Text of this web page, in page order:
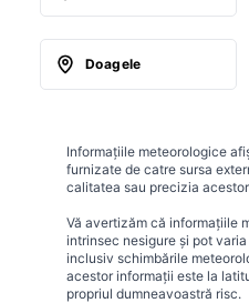
Doagele
Informațiile meteorologice
furnizate de catre sursa
calitatea sau precizia
Vă avertizăm că informațiile
intrinsec nesigure și pot
inclusiv schimbările
acestor informații este la
propriul dumneavoastră risc.